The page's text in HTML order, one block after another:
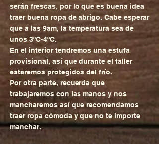
serán frescas, por lo que es buena idea
traer buena ropa de abrigo. Cabe esperar
que a las 9am, la temperatura sea de
unos 3ºC-4ºC.​
En el interior tendremos una estufa
provisional, así que durante el taller
estaremos protegidos del frío.​
Por otra parte, recuerda que
trabajaremos con las manos y nos
mancharemos así que recomendamos
traer ropa cómoda y que no te importe
manchar.